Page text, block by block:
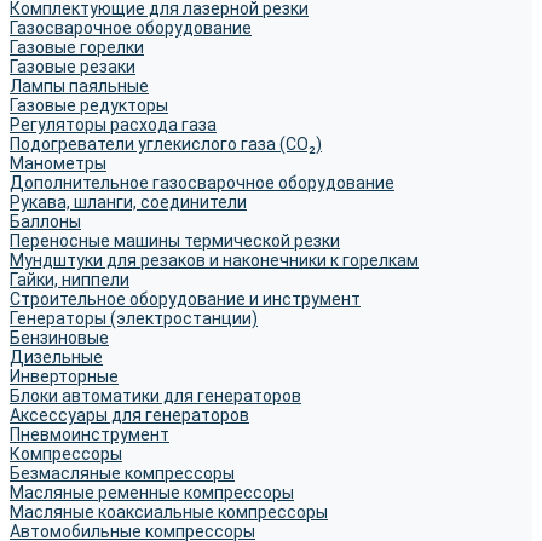
Комплектующие для лазерной резки
Газосварочное оборудование
Газовые горелки
Газовые резаки
Лампы паяльные
Газовые редукторы
Регуляторы расхода газа
Подогреватели углекислого газа (CO₂)
Манометры
Дополнительное газосварочное оборудование
Рукава, шланги, соединители
Баллоны
Переносные машины термической резки
Мундштуки для резаков и наконечники к горелкам
Гайки, ниппели
Строительное оборудование и инструмент
Генераторы (электростанции)
Бензиновые
Дизельные
Инверторные
Блоки автоматики для генераторов
Аксессуары для генераторов
Пневмоинструмент
Компрессоры
Безмасляные компрессоры
Масляные ременные компрессоры
Масляные коаксиальные компрессоры
Автомобильные компрессоры